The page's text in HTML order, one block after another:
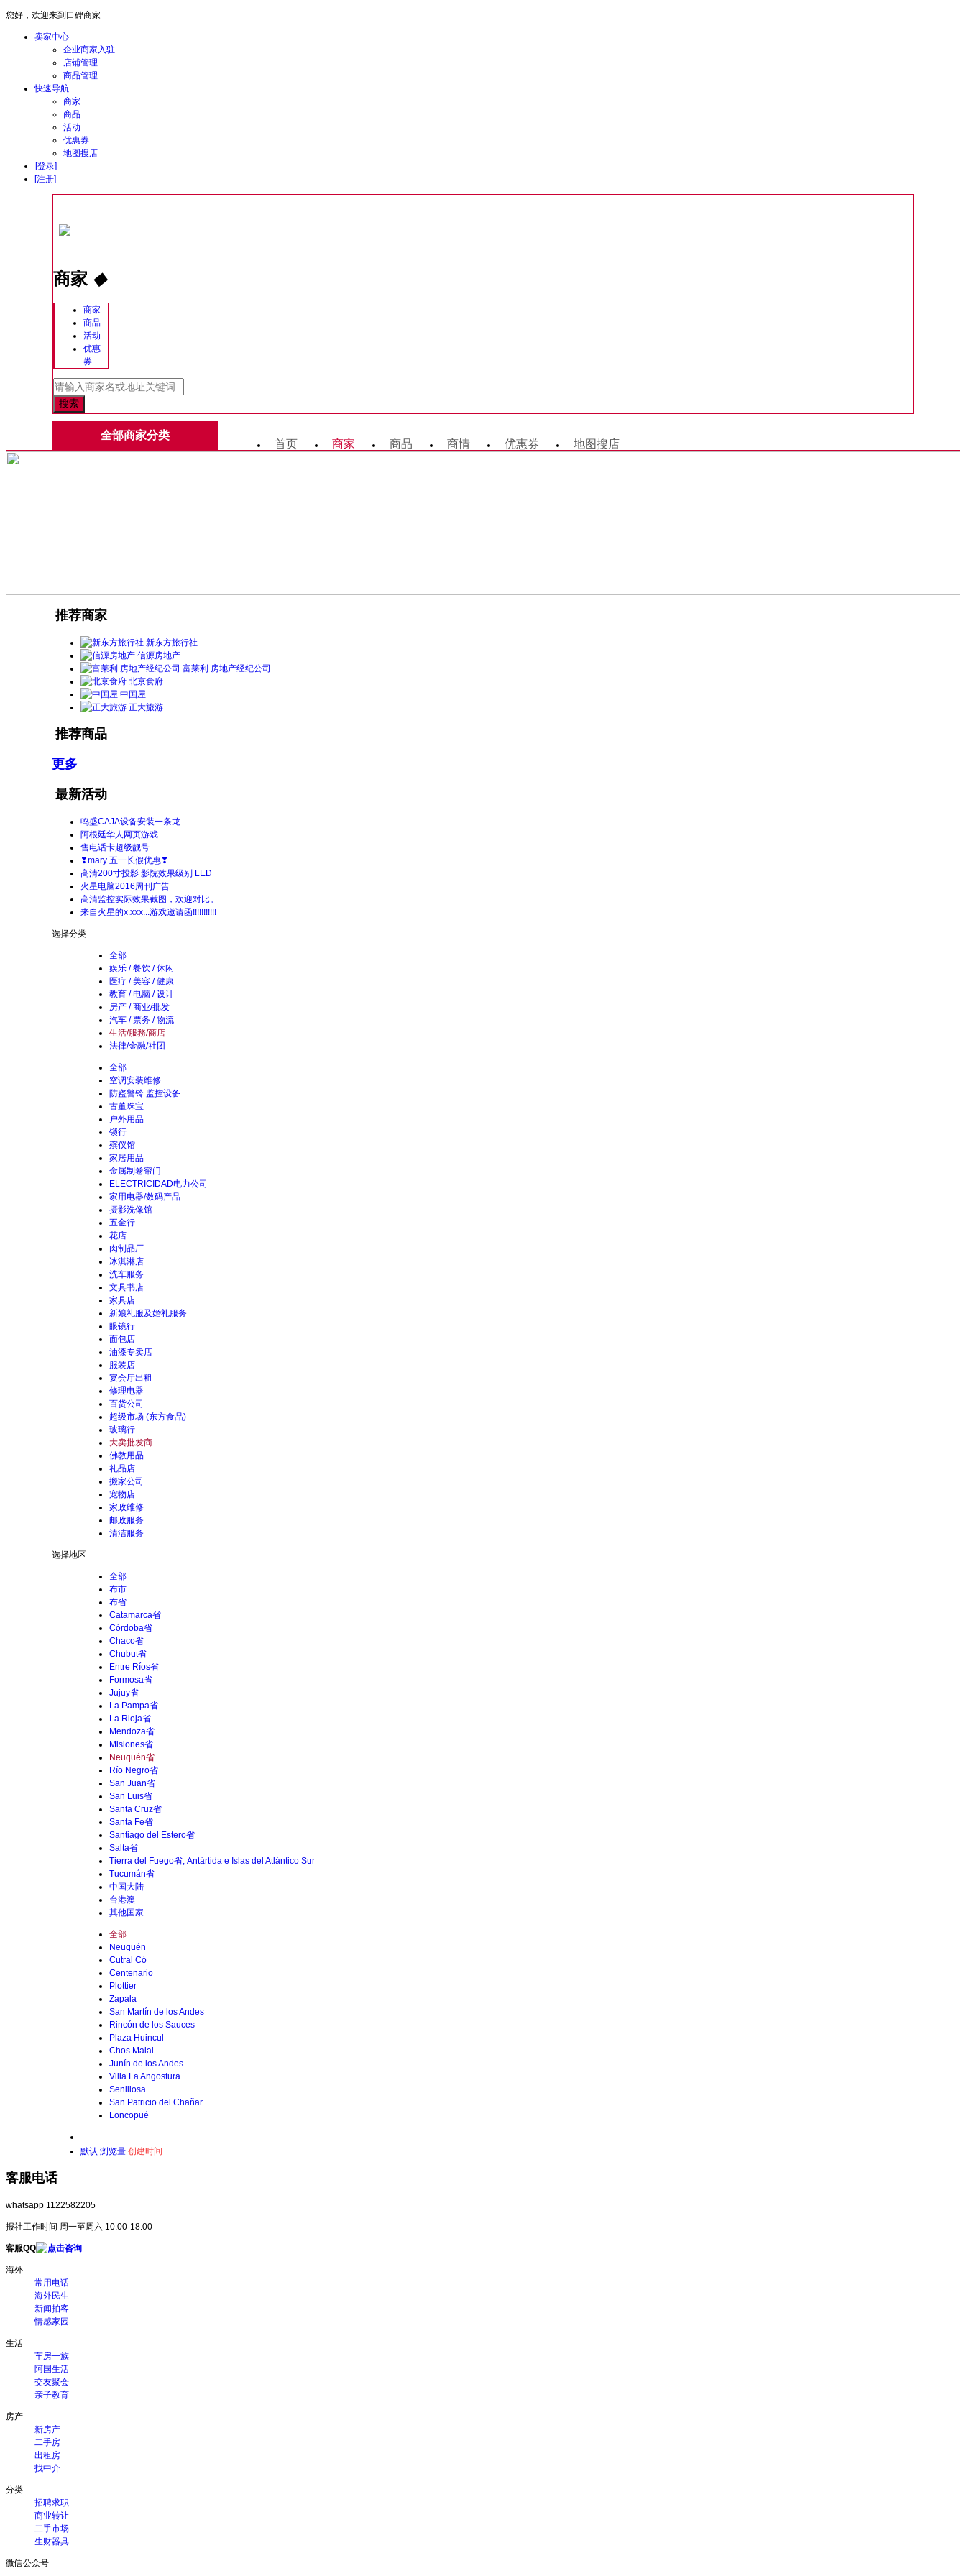
您好，欢迎来到口碑商家
卖家中心
企业商家入驻
店铺管理
商品管理
快速导航
商家
商品
活动
优惠券
地图搜店
[登录]
[注册]
商家 ◆
商家
商品
活动
优惠
券
全部商家分类
首页 商家 商品 商情 优惠券 地图搜店
推荐商家
新东方旅行社
信源房地产
富莱利 房地产经纪公司
北京食府
中国屋
正大旅游
推荐商品
更多
最新活动
鸣盛CAJA设备安装一条龙
阿根廷华人网页游戏
售电话卡超级靓号
❣mary 五一长假优惠❣
高清200寸投影 影院效果级别 LED
火星电脑2016周刊广告
高清监控实际效果截图，欢迎对比。
来自火星的x.xxx...游戏邀请函!!!!!!!!!!!
选择分类
全部
娱乐 / 餐饮 / 休闲
医疗 / 美容 / 健康
教育 / 电脑 / 设计
房产 / 商业/批发
汽车 / 票务 / 物流
生活/服務/商店
法律/金融/社团
全部
空调安装维修
防盗警铃 监控设备
古董珠宝
户外用品
锁行
殡仪馆
家居用品
金属制卷帘门
ELECTRICIDAD电力公司
家用电器/数码产品
摄影洗像馆
五金行
花店
肉制品厂
冰淇淋店
洗车服务
文具书店
家具店
新娘礼服及婚礼服务
眼镜行
面包店
油漆专卖店
服装店
宴会厅出租
修理电器
百货公司
超级市场 (东方食品)
玻璃行
大卖批发商
佛教用品
礼品店
搬家公司
宠物店
家政维修
邮政服务
清洁服务
选择地区
全部
布市
布省
Catamarca省
Córdoba省
Chaco省
Chubut省
Entre Ríos省
Formosa省
Jujuy省
La Pampa省
La Rioja省
Mendoza省
Misiones省
Neuquén省
Río Negro省
San Juan省
San Luis省
Santa Cruz省
Santa Fe省
Santiago del Estero省
Salta省
Tierra del Fuego省, Antártida e Islas del Atlántico Sur
Tucumán省
中国大陆
台港澳
其他国家
全部
Neuquén
Cutral Có
Centenario
Plottier
Zapala
San Martín de los Andes
Rincón de los Sauces
Plaza Huincul
Chos Malal
Junín de los Andes
Villa La Angostura
Senillosa
San Patricio del Chañar
Loncopué
默认 浏览量 创建时间
客服电话
whatsapp 1122582205
报社工作时间 周一至周六 10:00-18:00
客服QQ
海外
常用电话
海外民生
新闻拍客
情感家园
生活
车房一族
阿国生活
交友聚会
亲子教育
房产
新房产
二手房
出租房
找中介
分类
招聘求职
商业转让
二手市场
生财器具
微信公众号